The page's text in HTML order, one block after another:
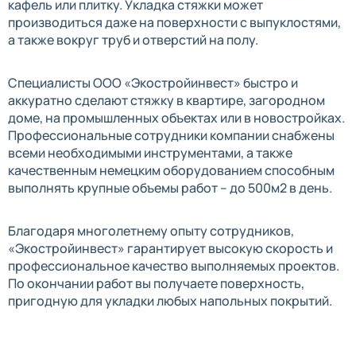
кафель или плитку. Укладка стяжки может
производиться даже на поверхности с выпуклостями,
а также вокруг труб и отверстий на полу.
Специалисты ООО «Экостройинвест» быстро и
аккуратно сделают стяжку в квартире, загородном
доме, на промышленных объектах или в новостройках.
Профессиональные сотрудники компании снабжены
всеми необходимыми инструментами, а также
качественным немецким оборудованием способным
выполнять крупные объемы работ – до 500м2 в день.
Благодаря многолетнему опыту сотрудников,
«Экостройинвест» гарантирует высокую скорость и
профессиональное качество выполняемых проектов.
По окончании работ вы получаете поверхность,
пригодную для укладки любых напольных покрытий.